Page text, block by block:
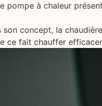
pompe à chaleur
son concept, la
ce fait chauffer